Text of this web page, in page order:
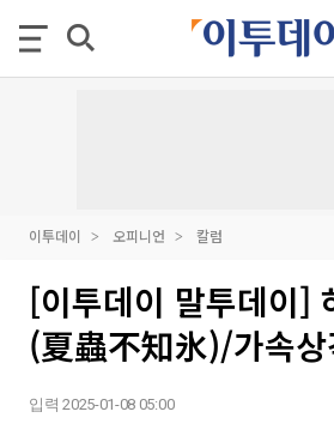
이투데이 오피니언 칼럼
[이투데이 말투데이]
(夏蟲不知氷)/가속상
입력 2025-01-08 05:00